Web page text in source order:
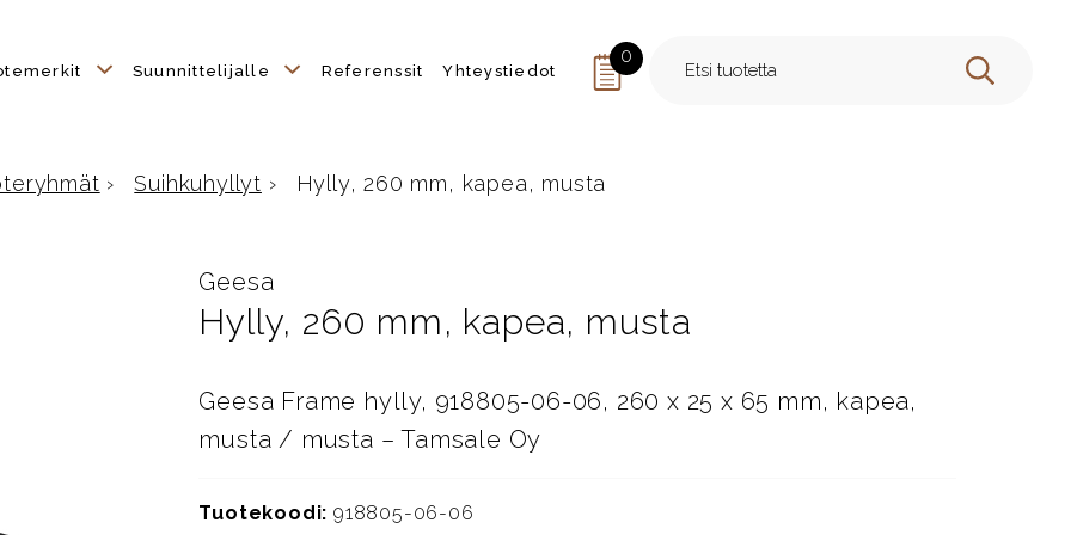
Suunnittelijalle Referenssit Yhteystiedot
0
HAE
› Suihkuhyllyt › Hylly, 260 mm, kapea, musta
Geesa
Hylly, 260 mm, kapea, musta
Geesa Frame hylly, 918805-06-06, 260 x 25 x 65 mm, kapea,
musta / musta – Tamsale Oy
Tuotekoodi: 918805-06-06